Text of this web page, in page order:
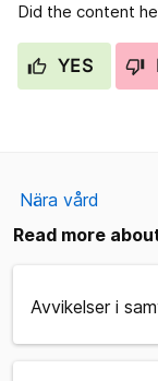
Did the content
YES
Nära vård
Read more
Avvikelser i